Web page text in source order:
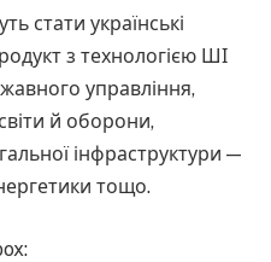
стати українські
з технологією ШІ
управління,
й оборони,
інфраструктури —
тощо.